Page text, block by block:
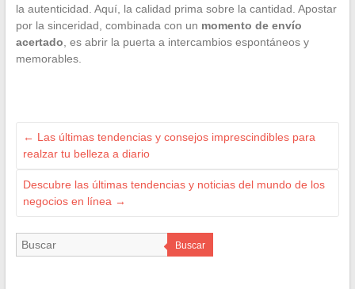
la autenticidad. Aquí, la calidad prima sobre la cantidad. Apostar
por la sinceridad, combinada con un momento de envío
acertado , es abrir la puerta a intercambios espontáneos y
memorables.
← Las últimas tendencias y consejos imprescindibles para
realzar tu belleza a diario
Descubre las últimas tendencias y noticias del mundo de los
negocios en línea →
Buscar